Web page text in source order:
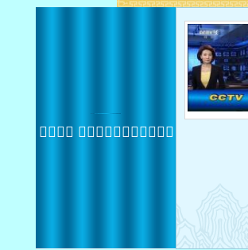
 